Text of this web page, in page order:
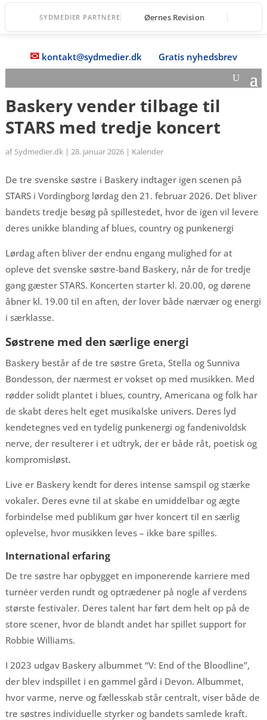
SYDMEDIER PARTNERE Øernes Revision
✉ kontakt@sydmedier.dk Gratis nyhedsbrev
Baskery vender tilbage til
STARS med tredje koncert
af Sydmedier.dk| 28. januar 2026| Kalender
De tre svenske søstre i Baskery indtager igen scenen på
STARS i Vordingborg lørdag den 21. februar 2026. Det bliver
bandets tredje besøg på spillestedet, hvor de igen vil levere
deres unikke blanding af blues, country og punkenergi
Lørdag aften bliver der endnu engang mulighed for at
opleve det svenske søstre-band Baskery, når de for tredje
gang gæster STARS. Koncerten starter kl. 20.00, og dørene
åbner kl. 19.00 til en aften, der lover både nærvær og energi
i særklasse.
Søstrene med den særlige energi
Baskery består af de tre søstre Greta, Stella og Sunniva
Bondesson, der nærmest er vokset op med musikken. Med
rødder solidt plantet i blues, country, Americana og folk har
de skabt deres helt eget musikalske univers. Deres lyd
kendetegnes ved en tydelig punkenergi og fandenivoldsk
nerve, der resulterer i et udtryk, der er både råt, poetisk og
kompromisløst.
Live er Baskery kendt for deres intense samspil og stærke
vokaler. Deres evne til at skabe en umiddelbar og ægte
forbindelse med publikum gør hver koncert til en særlig
oplevelse, hvor musikken leves – ikke bare spilles.
International erfaring
De tre søstre har opbygget en imponerende karriere med
turnéer verden rundt og optrædener på nogle af verdens
største festivaler. Deres talent har ført dem helt op på de
store scener, hvor de blandt andet har spillet support for
Robbie Williams.
I 2023 udgav Baskery albummet “V: End of the Bloodline”,
der blev indspillet i en gammel gård i Devon. Albummet,
hvor varme, nerve og fællesskab står centralt, viser både de
tre søstres individuelle styrker og bandets samlede kraft.